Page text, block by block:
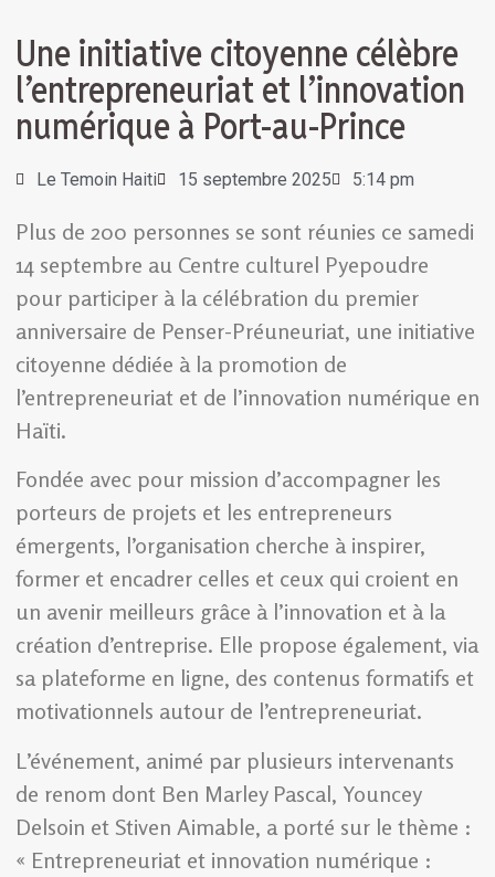
Une initiative citoyenne célèbre
l’entrepreneuriat et l’innovation
numérique à Port-au-Prince
Le Temoin Haiti 15 septembre 2025 5:14 pm
Plus de 200 personnes se sont réunies ce samedi
14 septembre au Centre culturel Pyepoudre
pour participer à la célébration du premier
anniversaire de Penser-Préuneuriat, une initiative
citoyenne dédiée à la promotion de
l’entrepreneuriat et de l’innovation numérique en
Haïti.
Fondée avec pour mission d’accompagner les
porteurs de projets et les entrepreneurs
émergents, l’organisation cherche à inspirer,
former et encadrer celles et ceux qui croient en
un avenir meilleurs grâce à l’innovation et à la
création d’entreprise. Elle propose également, via
sa plateforme en ligne, des contenus formatifs et
motivationnels autour de l’entrepreneuriat.
L’événement, animé par plusieurs intervenants
de renom dont Ben Marley Pascal, Youncey
Delsoin et Stiven Aimable, a porté sur le thème :
« Entrepreneuriat et innovation numérique :